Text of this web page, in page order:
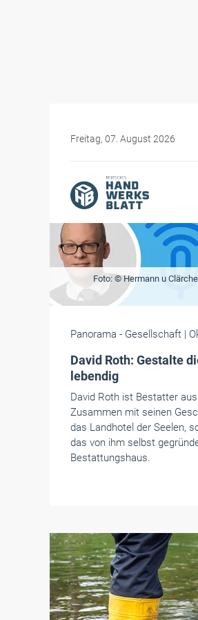
Freitag, 07. August 2026
Foto: © Hermann u
Panorama - Gesellschaft |
David Roth: Gestalte
lebendig
David Roth ist Bestatter
Zusammen mit seinen
das Landhotel der Seelen,
das von ihm selbst
Bestattungshaus.